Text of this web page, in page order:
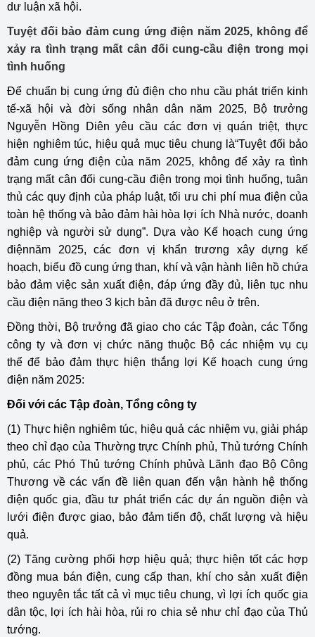
dư luận xã hội.
Tuyệt đối bảo đảm cung ứng điện năm 2025, không để
xảy ra tình trạng mất cân đối cung-cầu điện trong mọi
tình huống
Để chuẩn bị cung ứng đủ điện cho nhu cầu phát triển kinh
tế-xã hội và đời sống nhân dân năm 2025, Bộ trưởng
Nguyễn Hồng Diên yêu cầu các đơn vị quán triệt, thực
hiện nghiêm túc, hiệu quả mục tiêu chung là“Tuyệt đối bảo
đảm cung ứng điện của năm 2025, không để xảy ra tình
trạng mất cân đối cung-cầu điện trong mọi tình huống, tuân
thủ các quy định của pháp luật, tối ưu chi phí mua điện của
toàn hệ thống và bảo đảm hài hòa lợi ích Nhà nước, doanh
nghiệp và người sử dụng”. Dựa vào Kế hoạch cung ứng
điệnnăm 2025, các đơn vị khẩn trương xây dựng kế
hoạch, biểu đồ cung ứng than, khí và vận hành liên hồ chứa
bảo đảm việc sản xuất điện, đáp ứng đầy đủ, liên tục nhu
cầu điện năng theo 3 kịch bản đã được nêu ở trên.
Đồng thời, Bộ trưởng đã giao cho các Tập đoàn, các Tổng
công ty và đơn vị chức năng thuộc Bộ các nhiệm vụ cụ
thể để bảo đảm thực hiện thắng lợi Kế hoạch cung ứng
điện năm 2025:
Đối với các Tập đoàn, Tổng công ty
(1) Thực hiện nghiêm túc, hiệu quả các nhiệm vụ, giải pháp
theo chỉ đạo của Thường trực Chính phủ, Thủ tướng Chính
phủ, các Phó Thủ tướng Chính phủvà Lãnh đạo Bộ Công
Thương về các vấn đề liên quan đến vận hành hệ thống
điện quốc gia, đầu tư phát triển các dự án nguồn điện và
lưới điện được giao, bảo đảm tiến độ, chất lượng và hiệu
quả.
(2) Tăng cường phối hợp hiệu quả; thực hiện tốt các hợp
đồng mua bán điện, cung cấp than, khí cho sản xuất điện
theo nguyên tắc tất cả vì mục tiêu chung, vì lợi ích quốc gia
dân tộc, lợi ích hài hòa, rủi ro chia sẻ như chỉ đạo của Thủ
tướng.